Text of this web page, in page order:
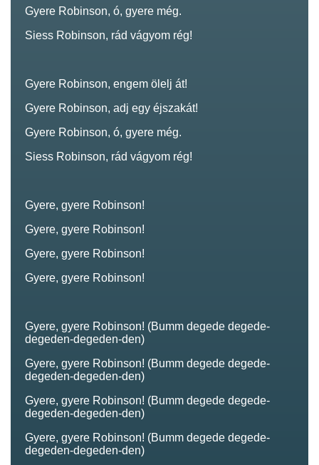
Gyere Robinson, ó, gyere még.
Siess Robinson, rád vágyom rég!
Gyere Robinson, engem ölelj át!
Gyere Robinson, adj egy éjszakát!
Gyere Robinson, ó, gyere még.
Siess Robinson, rád vágyom rég!
Gyere, gyere Robinson!
Gyere, gyere Robinson!
Gyere, gyere Robinson!
Gyere, gyere Robinson!
Gyere, gyere Robinson! (Bumm degede degede-
degeden-degeden-den)
Gyere, gyere Robinson! (Bumm degede degede-
degeden-degeden-den)
Gyere, gyere Robinson! (Bumm degede degede-
degeden-degeden-den)
Gyere, gyere Robinson! (Bumm degede degede-
degeden-degeden-den)